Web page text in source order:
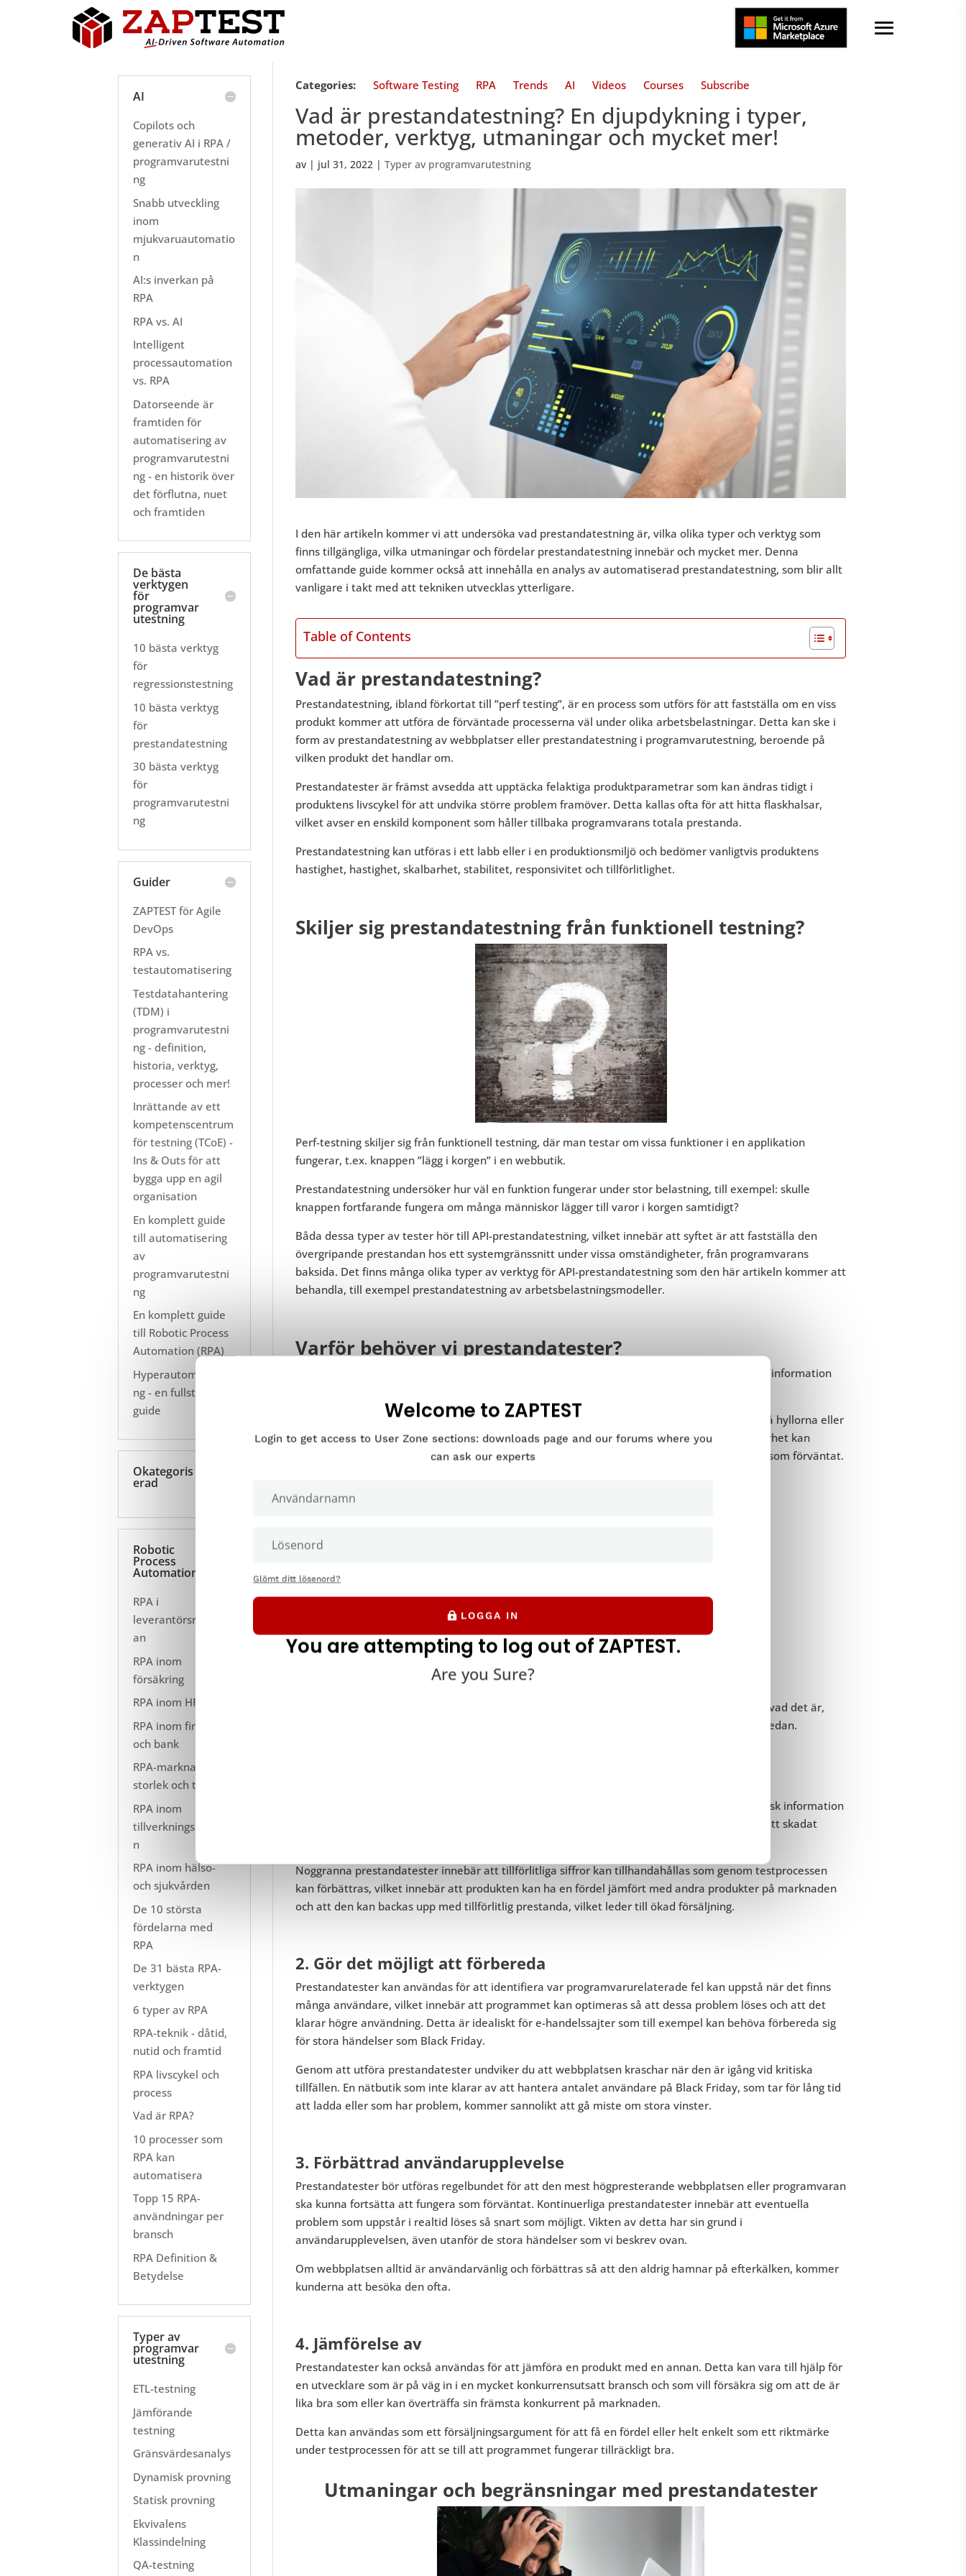
Categories: Software Testing RPA Trends AI Videos Courses Subscribe
Vad är prestandatestning? En djupdykning i typer,
metoder, verktyg, utmaningar och mycket mer!
av | jul 31, 2022 |Typer av programvarutestning
I den här artikeln kommer vi att undersöka vad prestandatestning är, vilka olika typer och verktyg som
finns tillgängliga, vilka utmaningar och fördelar prestandatestning innebär och mycket mer. Denna
omfattande guide kommer också att innehålla en analys av automatiserad prestandatestning, som blir allt
vanligare i takt med att tekniken utvecklas ytterligare.
Table of Contents
Vad är prestandatestning?
Prestandatestning, ibland förkortat till ”perf testing”, är en process som utförs för att fastställa om en viss
produkt kommer att utföra de förväntade processerna väl under olika arbetsbelastningar. Detta kan ske i
form av prestandatestning av webbplatser eller prestandatestning i programvarutestning, beroende på
vilken produkt det handlar om.
Prestandatester är främst avsedda att upptäcka felaktiga produktparametrar som kan ändras tidigt i
produktens livscykel för att undvika större problem framöver. Detta kallas ofta för att hitta flaskhalsar,
vilket avser en enskild komponent som håller tillbaka programvarans totala prestanda.
Prestandatestning kan utföras i ett labb eller i en produktionsmiljö och bedömer vanligtvis produktens
hastighet, hastighet, skalbarhet, stabilitet, responsivitet och tillförlitlighet.
Skiljer sig prestandatestning från funktionell testning?
Perf-testning skiljer sig från funktionell testning, där man testar om vissa funktioner i en applikation
fungerar, t.ex. knappen ”lägg i korgen” i en webbutik.
Prestandatestning undersöker hur väl en funktion fungerar under stor belastning, till exempel: skulle
knappen fortfarande fungera om många människor lägger till varor i korgen samtidigt?
Båda dessa typer av tester hör till API-prestandatestning, vilket innebär att syftet är att fastställa den
övergripande prestandan hos ett systemgränssnitt under vissa omständigheter, från programvarans
baksida. Det finns många olika typer av verktyg för API-prestandatestning som den här artikeln kommer att
behandla, till exempel prestandatestning av arbetsbelastningsmodeller.
Varför behöver vi prestandatester?
Tester av webbprestanda är viktiga för att utvecklare ska kunna ge intressenterna tillförlitlig information
Prestandatestning avslöjar också vad som behöver förbättras innan produkten kommer ut på hyllorna eller
efter att den har tagits i drift, så att långsam prestanda, inkonsekvenser och dålig användbarhet kan
undvikas. Den testas mot förväntade användarantal så att man kan lita på att den fungerar som förväntat.
Vi har redan kortfattat nämnt fördelarna med prestandatestning bara genom att identifiera vad det är,
men vi kommer att gå igenom en lista över de specifika fördelarna med prestandatestning nedan.
Som nämnts ovan används prestandatestning för att ge intressenterna tillförlitlig och realistisk information
om hur applikationen kommer att fungera. Utan detta riskerar det berörda företaget att få ett skadat
Noggranna prestandatester innebär att tillförlitliga siffror kan tillhandahållas som genom testprocessen
kan förbättras, vilket innebär att produkten kan ha en fördel jämfört med andra produkter på marknaden
och att den kan backas upp med tillförlitlig prestanda, vilket leder till ökad försäljning.
2. Gör det möjligt att förbereda
Prestandatester kan användas för att identifiera var programvarurelaterade fel kan uppstå när det finns
många användare, vilket innebär att programmet kan optimeras så att dessa problem löses och att det
klarar högre användning. Detta är idealiskt för e-handelssajter som till exempel kan behöva förbereda sig
för stora händelser som Black Friday.
Genom att utföra prestandatester undviker du att webbplatsen kraschar när den är igång vid kritiska
tillfällen. En nätbutik som inte klarar av att hantera antalet användare på Black Friday, som tar för lång tid
att ladda eller som har problem, kommer sannolikt att gå miste om stora vinster.
3. Förbättrad användarupplevelse
Prestandatester bör utföras regelbundet för att den mest högpresterande webbplatsen eller programvaran
ska kunna fortsätta att fungera som förväntat. Kontinuerliga prestandatester innebär att eventuella
problem som uppstår i realtid löses så snart som möjligt. Vikten av detta har sin grund i
användarupplevelsen, även utanför de stora händelser som vi beskrev ovan.
Om webbplatsen alltid är användarvänlig och förbättras så att den aldrig hamnar på efterkälken, kommer
kunderna att besöka den ofta.
4. Jämförelse av
Prestandatester kan också användas för att jämföra en produkt med en annan. Detta kan vara till hjälp för
en utvecklare som är på väg in i en mycket konkurrensutsatt bransch och som vill försäkra sig om att de är
lika bra som eller kan överträffa sin främsta konkurrent på marknaden.
Detta kan användas som ett försäljningsargument för att få en fördel eller helt enkelt som ett riktmärke
under testprocessen för att se till att programmet fungerar tillräckligt bra.
Utmaningar och begränsningar med prestandatester
AI
Copilots och
generativ AI i RPA /
programvarutestni
ng
Snabb utveckling
inom
mjukvaruautomatio
n
AI:s inverkan på
RPA
RPA vs. AI
Intelligent
processautomation
vs. RPA
Datorseende är
framtiden för
automatisering av
programvarutestni
ng - en historik över
det förflutna, nuet
och framtiden
De bästa
verktygen
för
programvar
utestning
10 bästa verktyg
för
regressionstestning
10 bästa verktyg
för
prestandatestning
30 bästa verktyg
för
programvarutestni
ng
Guider
ZAPTEST för Agile
DevOps
RPA vs.
testautomatisering
Testdatahantering
(TDM) i
programvarutestni
ng - definition,
historia, verktyg,
processer och mer!
Inrättande av ett
kompetenscentrum
för testning (TCoE) -
Ins & Outs för att
bygga upp en agil
organisation
En komplett guide
till automatisering
av
programvarutestni
ng
En komplett guide
till Robotic Process
Automation (RPA)
Hyperautomatiseri
ng - en fullständig
guide
Okategoris
erad
Robotic
Process
Automation
RPA i
leverantörsreskontr
an
RPA inom
försäkring
RPA inom HR
RPA inom finans
och bank
RPA-marknadens
storlek och trender
RPA inom
tillverkningsindustri
n
RPA inom hälso-
och sjukvården
De 10 största
fördelarna med
RPA
De 31 bästa RPA-
verktygen
6 typer av RPA
RPA-teknik - dåtid,
nutid och framtid
RPA livscykel och
process
Vad är RPA?
10 processer som
RPA kan
automatisera
Topp 15 RPA-
användningar per
bransch
RPA Definition &
Betydelse
Typer av
programvar
utestning
ETL-testning
Jämförande
testning
Gränsvärdesanalys
Dynamisk provning
Statisk provning
Ekvivalens
Klassindelning
QA-testning
Welcome to ZAPTEST
Login to get access to User Zone sections: downloads page and our forums where you
can ask our experts
Glömt ditt lösenord?
LOGGA IN
You are attempting to log out of ZAPTEST.
Are you Sure?